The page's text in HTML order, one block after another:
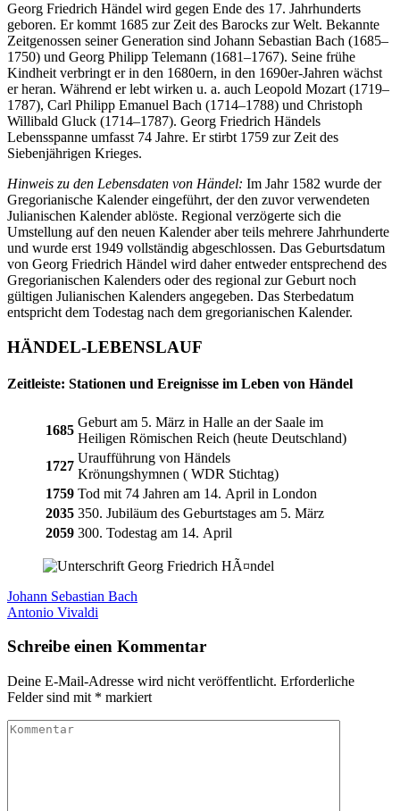
Georg Friedrich Händel wird gegen Ende des 17. Jahrhunderts
geboren. Er kommt 1685 zur Zeit des Barocks zur Welt. Bekannte
Zeitgenossen seiner Generation sind Johann Sebastian Bach (1685–
1750) und Georg Philipp Telemann (1681–1767). Seine frühe
Kindheit verbringt er in den 1680ern, in den 1690er-Jahren wächst
er heran. Während er lebt wirken u. a. auch Leopold Mozart (1719–
1787), Carl Philipp Emanuel Bach (1714–1788) und Christoph
Willibald Gluck (1714–1787). Georg Friedrich Händels
Lebensspanne umfasst 74 Jahre. Er stirbt 1759 zur Zeit des
Siebenjährigen Krieges.
Hinweis zu den Lebensdaten von Händel: Im Jahr 1582 wurde der
Gregorianische Kalender eingeführt, der den zuvor verwendeten
Julianischen Kalender ablöste. Regional verzögerte sich die
Umstellung auf den neuen Kalender aber teils mehrere Jahrhunderte
und wurde erst 1949 vollständig abgeschlossen. Das Geburtsdatum
von Georg Friedrich Händel wird daher entweder entsprechend des
Gregorianischen Kalenders oder des regional zur Geburt noch
gültigen Julianischen Kalenders angegeben. Das Sterbedatum
entspricht dem Todestag nach dem gregorianischen Kalender.
HÄNDEL-LEBENSLAUF
Zeitleiste: Stationen und Ereignisse im Leben von Händel
1685
Geburt am 5. März in Halle an der Saale im
Heiligen Römischen Reich (heute Deutschland)
1727
Uraufführung von Händels
Krönungshymnen ( WDR Stichtag)
1759 Tod mit 74 Jahren am 14. April in London
2035 350. Jubiläum des Geburtstages am 5. März
2059 300. Todestag am 14. April
Beitragsnavigation
Johann Sebastian Bach
Antonio Vivaldi
Schreibe einen Kommentar
Deine E-Mail-Adresse wird nicht veröffentlicht. Erforderliche
Felder sind mit * markiert
Kommentar